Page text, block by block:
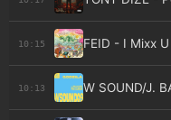
10:15 FEID - I Mixx U
10:13 W SOUND/J.